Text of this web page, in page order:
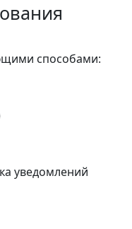
способами:
уведомлений